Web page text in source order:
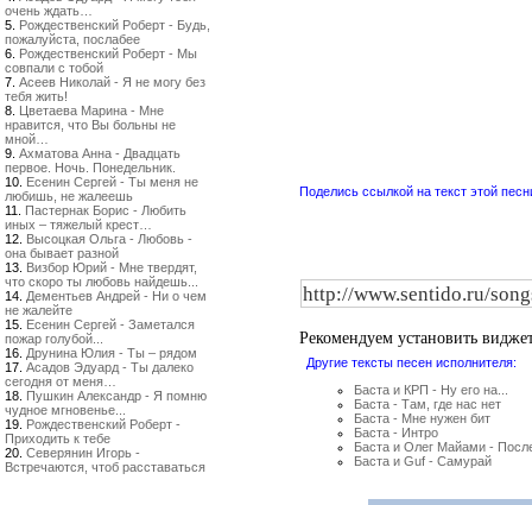
очень ждать…
5. Рождественский Роберт - Будь,
пожалуйста, послабее
6. Рождественский Роберт - Мы
совпали с тобой
7. Асеев Николай - Я не могу без
тебя жить!
8. Цветаева Марина - Мне
нравится, что Вы больны не
мной…
9. Ахматова Анна - Двадцать
первое. Ночь. Понедельник.
10. Есенин Сергей - Ты меня не
любишь, не жалеешь
11. Пастернак Борис - Любить
иных – тяжелый крест…
12. Высоцкая Ольга - Любовь -
она бывает разной
13. Визбор Юрий - Мне твердят,
что скоро ты любовь найдешь...
14. Дементьев Андрей - Ни о чем
не жалейте
15. Есенин Сергей - Заметался
пожар голубой...
16. Друнина Юлия - Ты – рядом
17. Асадов Эдуард - Ты далеко
сегодня от меня…
18. Пушкин Александр - Я помню
чудное мгновенье...
19. Рождественский Роберт -
Приходить к тебе
20. Северянин Игорь -
Встречаются, чтоб расставаться
Поделись ссылкой на текст этой
Рекомендуем установить
Другие тексты песен исполнителя:
Баста и КРП - Ну его на...
Баста - Там, где нас нет
Баста - Мне нужен бит
Баста - Интро
Баста и Олег Майами -
Баста и Guf - Самурай